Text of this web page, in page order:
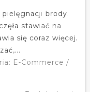
brody.
stawiać na
się coraz więcej.
E-Commerce /